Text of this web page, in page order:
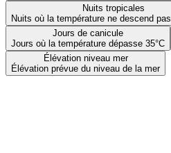
Nuits tropicales
Nuits où la température ne descend
Jours de canicule
Jours où la température dépasse 35°C
Élévation niveau mer
Élévation prévue du niveau de la mer